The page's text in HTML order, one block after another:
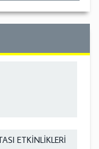
ETKİNLİKLERİ